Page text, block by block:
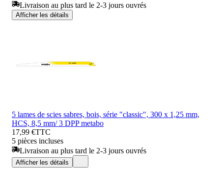
Livraison au plus tard le 2-3 jours ouvrés
Afficher les détails
5 lames de scies sabres, bois, série "classic", 300 x 1,25 mm,
HCS, 8,5 mm/ 3 DPP metabo
17,99 €TTC
5 pièces incluses
Livraison au plus tard le 2-3 jours ouvrés
Afficher les détails